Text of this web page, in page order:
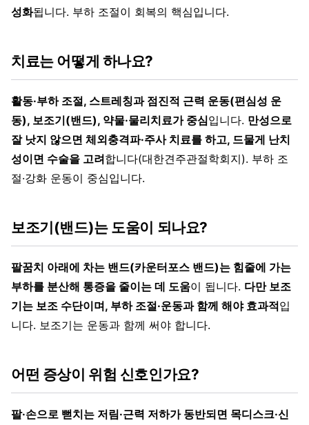
성화됩니다. 부하 조절이 회복의 핵심입니다.
치료는 어떻게 하나요?
활동·부하 조절, 스트레칭과 점진적 근력 운동(편심성 운
동), 보조기(밴드), 약물·물리치료가 중심입니다. 만성으로
잘 낫지 않으면 체외충격파·주사 치료를 하고, 드물게 난치
성이면 수술을 고려합니다(대한견주관절학회지). 부하 조
절·강화 운동이 중심입니다.
보조기(밴드)는 도움이 되나요?
팔꿈치 아래에 차는 밴드(카운터포스 밴드)는 힘줄에 가는
부하를 분산해 통증을 줄이는 데 도움이 됩니다. 다만 보조
기는 보조 수단이며, 부하 조절·운동과 함께 해야 효과적입
니다. 보조기는 운동과 함께 써야 합니다.
어떤 증상이 위험 신호인가요?
팔·손으로 뻗치는 저림·근력 저하가 동반되면 목디스크·신